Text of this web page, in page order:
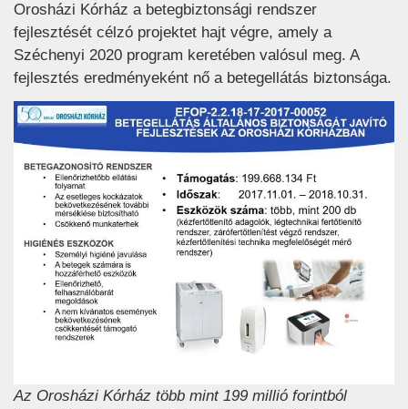
Orosházi Kórház a betegbiztonsági rendszer
fejlesztését célzó projektet hajt végre, amely a
Széchenyi 2020 program keretében valósul meg. A
fejlesztés eredményeként nő a betegellátás biztonsága.
Az Orosházi Kórház több mint 199 millió forintból